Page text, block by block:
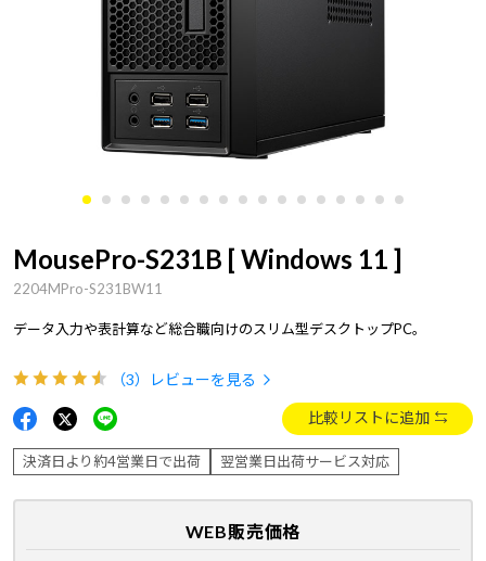
MousePro-S231B [ Windows 11 ]
2204MPro-S231BW11
データ入力や表計算など総合職向けのスリム型デスクトップPC。
（3） レビューを見る
比較リストに追加
決済日より約4営業日で出荷 翌営業日出荷サービス対応
WEB販売価格